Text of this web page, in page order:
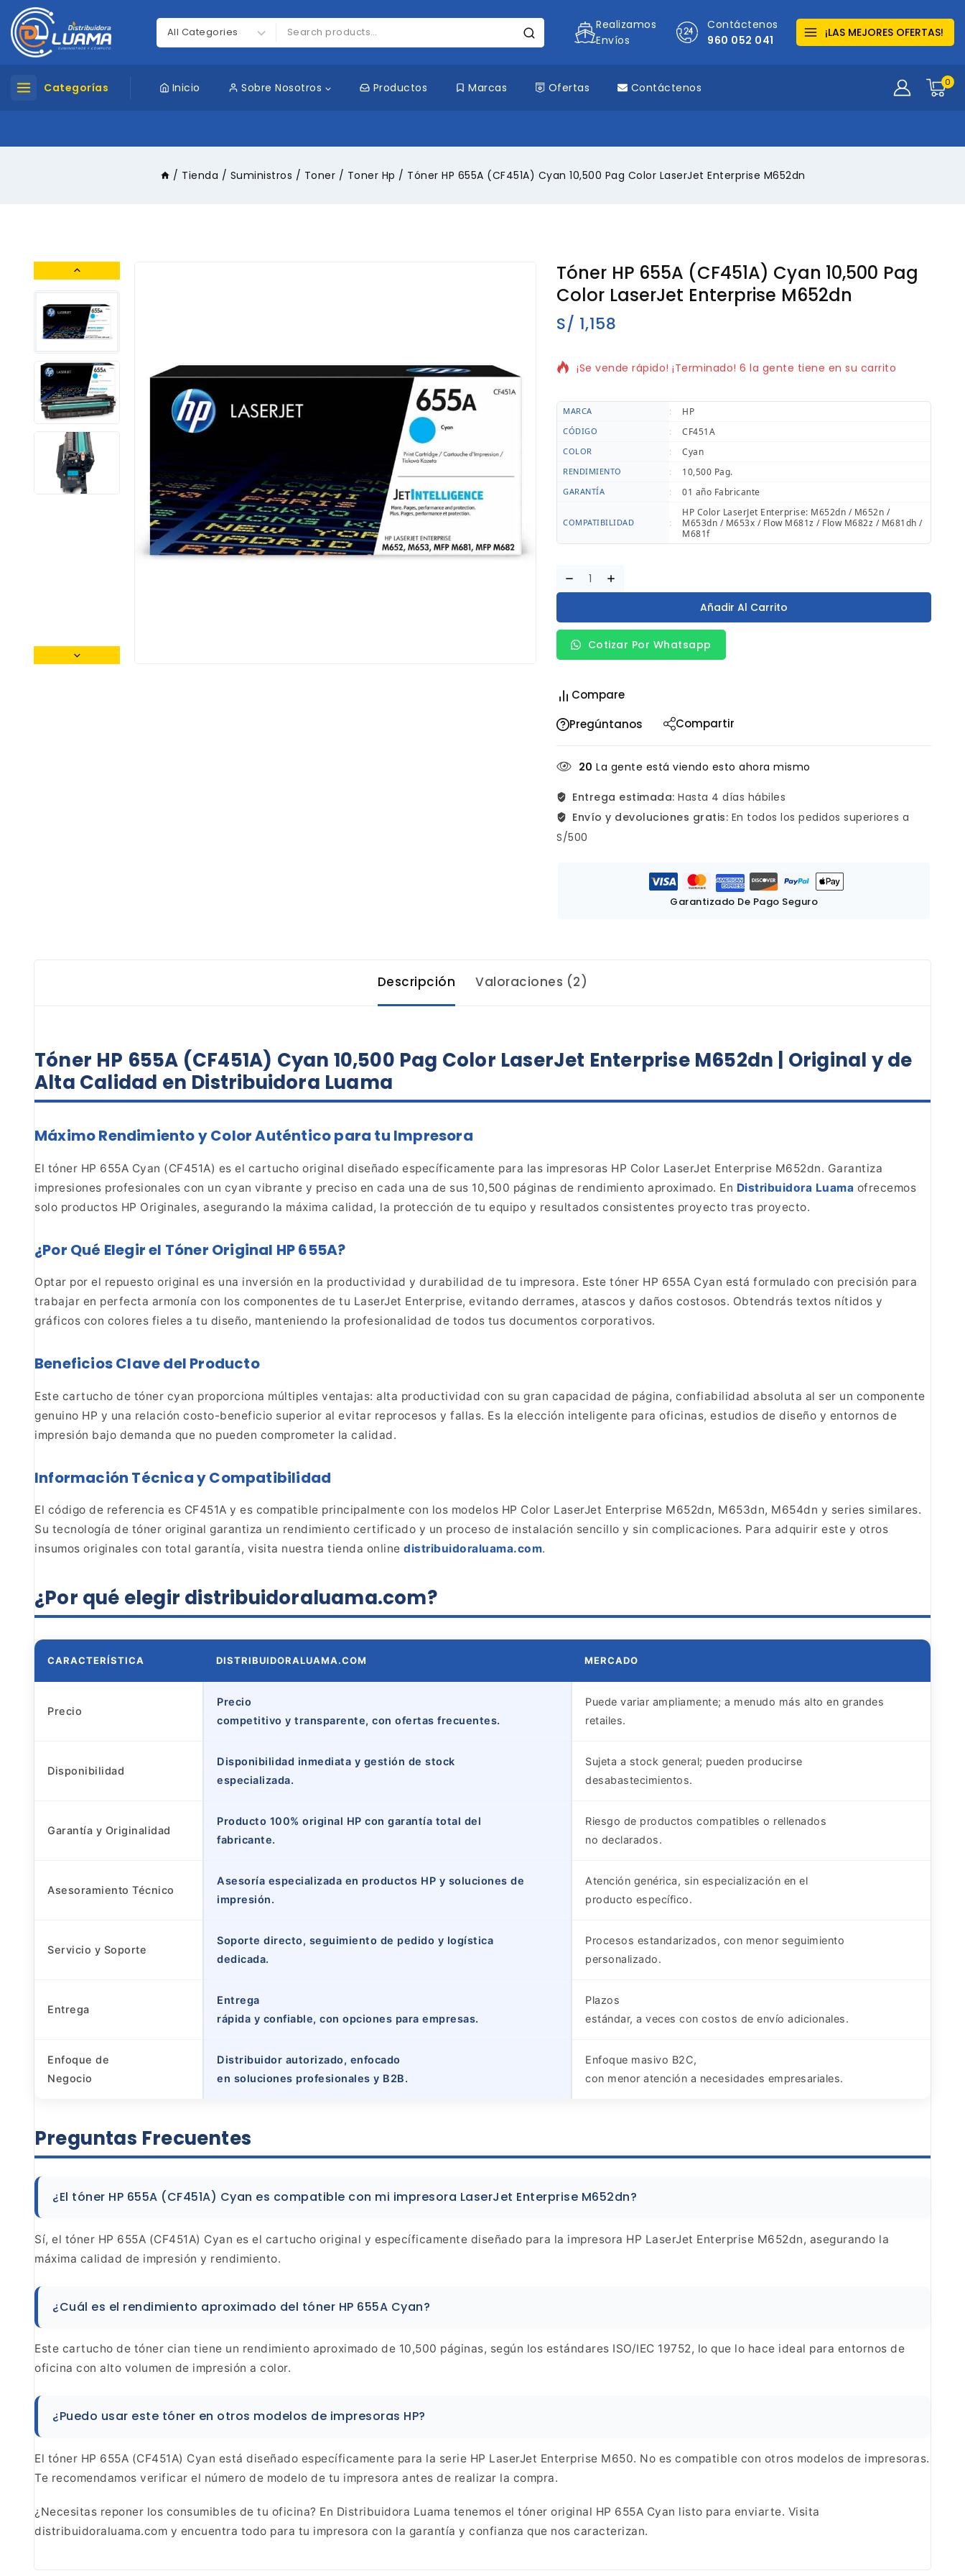
Realizamos
Envíos
Contáctenos
960 052 041
¡LAS MEJORES OFERTAS!
Categorías Inicio Sobre Nosotros Productos Marcas Ofertas Contáctenos 0
/ Tienda / Suministros / Toner / Toner Hp / Tóner HP 655A (CF451A) Cyan 10,500 Pag Color LaserJet Enterprise M652dn
Tóner HP 655A (CF451A) Cyan 10,500 Pag
Color LaserJet Enterprise M652dn
S/ 1,158
7 productos vendidos en los últimos 5 horas
¡Se vende rápido! ¡Terminado! 6 la gente tiene en su carrito
MARCA : HP
CÓDIGO : CF451A
COLOR : Cyan
RENDIMIENTO : 10,500 Pag.
GARANTÍA : 01 año Fabricante
COMPATIBILIDAD :
HP Color LaserJet Enterprise: M652dn / M652n /
M653dn / M653x / Flow M681z / Flow M682z / M681dh /
M681f
Añadir Al Carrito
Cotizar Por Whatsapp
Compare
Pregúntanos
Compartir
20 La gente está viendo esto ahora mismo
Entrega estimada: Hasta 4 días hábiles
Envío y devoluciones gratis: En todos los pedidos superiores a
S/500
Garantizado De Pago Seguro
Descripción Valoraciones (2)
Tóner HP 655A (CF451A) Cyan 10,500 Pag Color LaserJet Enterprise M652dn | Original y de
Alta Calidad en Distribuidora Luama
Máximo Rendimiento y Color Auténticopara tu Impresora
El tóner HP 655A Cyan (CF451A) es el cartucho original diseñado específicamente para las impresoras HP Color LaserJet Enterprise M652dn. Garantiza
impresiones profesionales con un cyan vibrante y preciso en cada una de sus 10,500 páginas de rendimiento aproximado. En Distribuidora Luama ofrecemos
solo productos HP Originales, asegurando la máxima calidad, la protección de tu equipo y resultados consistentes proyecto tras proyecto.
¿Por Qué Elegir el Tóner Original HP 655A?
Optar por el repuesto original es una inversión en la productividad y durabilidad de tu impresora. Este tóner HP 655A Cyan está formulado con precisión para
trabajar en perfecta armonía con los componentes de tu LaserJet Enterprise, evitando derrames, atascos y daños costosos. Obtendrás textos nítidos y
gráficos con colores fieles a tu diseño, manteniendo la profesionalidad de todos tus documentos corporativos.
Beneficios Clave del Producto
Este cartucho de tóner cyan proporciona múltiples ventajas: alta productividad con su gran capacidad de página, confiabilidad absoluta al ser un componente
genuino HP y una relación costo-beneficio superior al evitar reprocesos y fallas. Es la elección inteligente para oficinas, estudios de diseño y entornos de
impresión bajo demanda que no pueden comprometer la calidad.
Información Técnica y Compatibilidad
El código de referencia es CF451A y es compatible principalmente con los modelos HP Color LaserJet Enterprise M652dn, M653dn, M654dn y series similares.
Su tecnología de tóner original garantiza un rendimiento certificado y un proceso de instalación sencillo y sin complicaciones. Para adquirir este y otros
insumos originales con total garantía, visita nuestra tienda online distribuidoraluama.com.
¿Por qué elegir distribuidoraluama.com?
CARACTERÍSTICA DISTRIBUIDORALUAMA.COM MERCADO
Precio
Precio
competitivo y transparente, con ofertas frecuentes.
Puede variar ampliamente; a menudo más alto en grandes
retailes.
Disponibilidad
Disponibilidad inmediata y gestión de stock
especializada.
Sujeta a stock general; pueden producirse
desabastecimientos.
Garantía y Originalidad
Producto 100% original HP con garantía total del
fabricante.
Riesgo de productos compatibles o rellenados
no declarados.
Asesoramiento Técnico
Asesoría especializada en productos HP y soluciones de
impresión.
Atención genérica, sin especialización en el
producto específico.
Servicio y Soporte
Soporte directo, seguimiento de pedido y logística
dedicada.
Procesos estandarizados, con menor seguimiento
personalizado.
Entrega
Entrega
rápida y confiable, con opciones para empresas.
Plazos
estándar, a veces con costos de envío adicionales.
Enfoque de
Negocio
Distribuidor autorizado, enfocado
en soluciones profesionales y B2B.
Enfoque masivo B2C,
con menor atención a necesidades empresariales.
Preguntas Frecuentes
¿El tóner HP 655A (CF451A) Cyan es compatible con mi impresora LaserJet Enterprise M652dn?
Sí, el tóner HP 655A (CF451A) Cyan es el cartucho original y específicamente diseñado para la impresora HP LaserJet Enterprise M652dn, asegurando la
máxima calidad de impresión y rendimiento.
¿Cuál es el rendimiento aproximado del tóner HP 655A Cyan?
Este cartucho de tóner cian tiene un rendimiento aproximado de 10,500 páginas, según los estándares ISO/IEC 19752, lo que lo hace ideal para entornos de
oficina con alto volumen de impresión a color.
¿Puedo usar este tóner en otros modelos de impresoras HP?
El tóner HP 655A (CF451A) Cyan está diseñado específicamente para la serie HP LaserJet Enterprise M650. No es compatible con otros modelos de impresoras.
Te recomendamos verificar el número de modelo de tu impresora antes de realizar la compra.
¿Necesitas reponer los consumibles de tu oficina? En Distribuidora Luama tenemos el tóner original HP 655A Cyan listo para enviarte. Visita
distribuidoraluama.com y encuentra todo para tu impresora con la garantía y confianza que nos caracterizan.